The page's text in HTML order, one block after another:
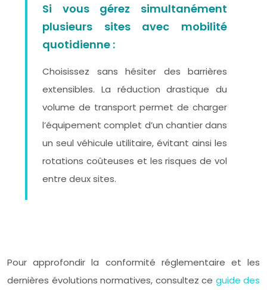
Si vous gérez simultanément
plusieurs sites avec mobilité
quotidienne :
Choisissez sans hésiter des barrières
extensibles. La réduction drastique du
volume de transport permet de charger
l’équipement complet d’un chantier dans
un seul véhicule utilitaire, évitant ainsi les
rotations coûteuses et les risques de vol
entre deux sites.
Pour approfondir la conformité réglementaire et les
dernières évolutions normatives, consultez ce guide des